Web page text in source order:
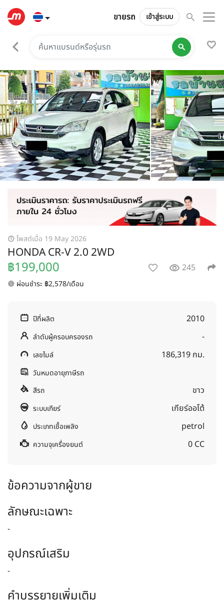
ขายรถ เข้าสู่ระบบ
โพสต์เมื่อ 19 May 2026
HONDA CR-V 2.0 2WD
฿199,000 245
ผ่อนชำระ ฿2,578/เดือน
ปีที่ผลิต 2010
ลำดับผู้ครอบครองรถ -
เลขไมล์ 186,319 กม.
วันหมดอายุภาษีรถ
สีรถ
ขาว
ระบบเกียร์ เกียร์ออโต้
ประเภทเชื้อเพลิง petrol
ความจุเครื่องยนต์ 0 CC
ข้อความจากผู้ขาย
ลักษณะเฉพาะ
-
อุปกรณ์เสริม
-
คำบรรยายเพิ่มเติม